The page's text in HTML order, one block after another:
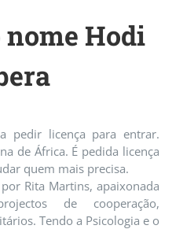
Hodi
pedir licença para entrar.
de África. É pedida licença
quem mais precisa.
Rita Martins, apaixonada
de cooperação,
Tendo a Psicologia e o